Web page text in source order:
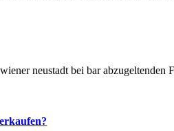
neustadt bei bar abzugeltenden